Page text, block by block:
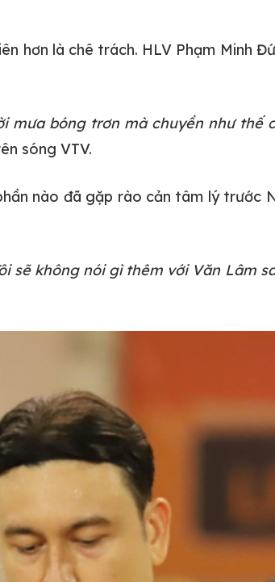
hơn là chê trách. HLV Phạm Minh
mưa bóng trơn mà chuyền như
sóng VTV.
nào đã gặp rào cản tâm lý trước
sẽ không nói gì thêm với Văn Lâm